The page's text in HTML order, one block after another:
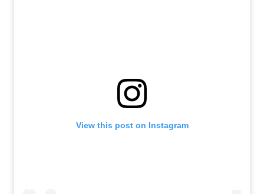
View this post on Instagram